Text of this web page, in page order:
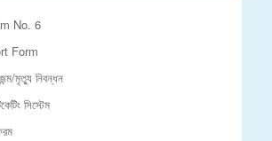
No. 6
Form
মৃত্যু নিবন্ধন
সিস্টেম